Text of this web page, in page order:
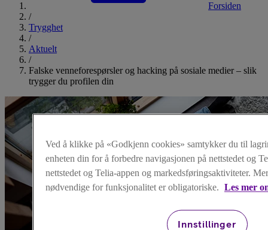
Forsiden
/
Trygghet
/
Aktuelt
/
Falske venneforespørsler og hacking på sosiale medier – slik
trygger du profilen din
Ved å klikke på «Godkjenn cookies» samtykker du til
enheten din for å forbedre navigasjonen på nettstedet og
nettstedet og Telia-appen og markedsføringsaktiviteter.
nødvendige for funksjonalitet er obligatoriske. Les mer
Innstillinger